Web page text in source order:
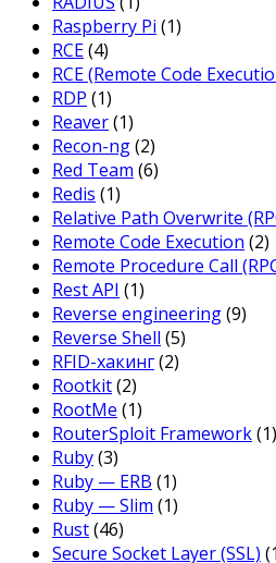
Raspberry Pi (1)
RCE(4)
RCE (Remote Code
RDP (1)
Reaver(1)
Recon-ng(2)
Red Team (6)
Redis (1)
Relative Path Overwrite
Remote Code Execution (2)
Remote Procedure Call
Rest API (1)
Reverse engineering(9)
Reverse Shell (5)
RFID-хакинг(2)
Rootkit(2)
RootMe (1)
RouterSploit Framework(1)
Ruby(3)
Ruby — ERB (1)
Ruby — Slim (1)
Rust(46)
Secure Socket Layer (SSL)